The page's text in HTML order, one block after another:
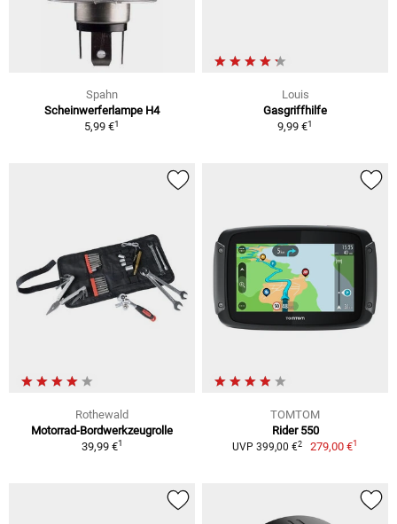
Spahn
Scheinwerferlampe H4
5,99 €1
Louis
Gasgriffhilfe
9,99 €1
Rothewald
Motorrad-Bordwerkzeugrolle
39,99 €1
TOMTOM
Rider 550
UVP 399,00 €2 279,00 €1